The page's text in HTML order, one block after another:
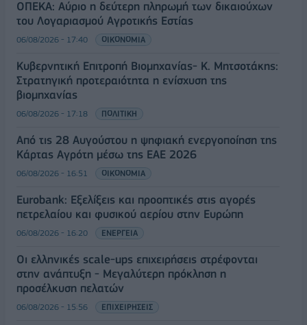
ΟΠΕΚΑ: Αύριο η δεύτερη πληρωμή των δικαιούχων
του Λογαριασμού Αγροτικής Εστίας
06/08/2026 - 17:40 ΟΙΚΟΝΟΜΙΑ
Κυβερνητική Επιτροπή Βιομηχανίας- Κ. Μητσοτάκης:
Στρατηγική προτεραιότητα η ενίσχυση της
βιομηχανίας
06/08/2026 - 17:18 ΠΟΛΙΤΙΚΗ
Από τις 28 Αυγούστου η ψηφιακή ενεργοποίηση της
Κάρτας Αγρότη μέσω της ΕΑΕ 2026
06/08/2026 - 16:51 ΟΙΚΟΝΟΜΙΑ
Eurobank: Εξελίξεις και προοπτικές στις αγορές
πετρελαίου και φυσικού αερίου στην Ευρώπη
06/08/2026 - 16:20 ΕΝΕΡΓΕΙΑ
Οι ελληνικές scale-ups επιχειρήσεις στρέφονται
στην ανάπτυξη - Μεγαλύτερη πρόκληση η
προσέλκυση πελατών
06/08/2026 - 15:56 ΕΠΙΧΕΙΡΗΣΕΙΣ